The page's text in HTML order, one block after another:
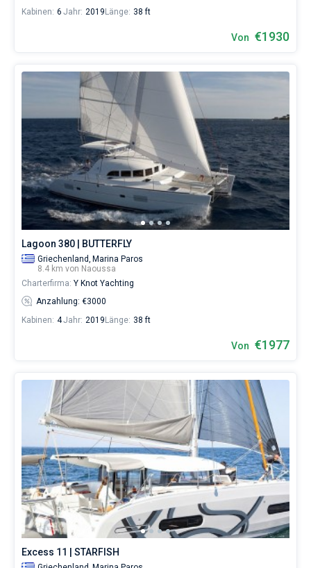
Kabinen: 6 Jahr: 2019 Länge: 38 ft
Von €1930
Lagoon 380 | BUTTERFLY
Griechenland, Marina Paros
8.4 km von Naoussa
Charterfirma: Y Knot Yachting
Anzahlung: €3000
Kabinen: 4Jahr: 2019 Länge: 38 ft
Von €1977
Excess 11 | STARFISH